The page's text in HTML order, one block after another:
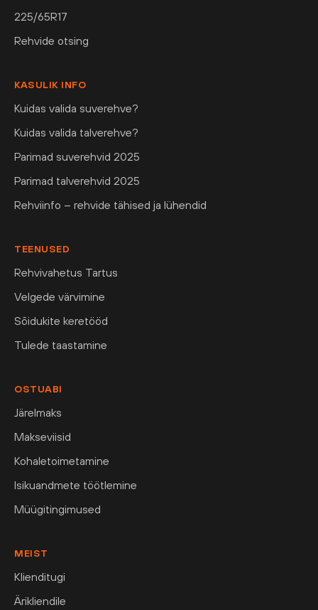
225/65R17
Rehvide otsing
KASULIK INFO
Kuidas valida suverehve?
Kuidas valida talverehve?
Parimad suverehvid 2025
Parimad talverehvid 2025
Rehviinfo – rehvide tähised ja lühendid
TEENUSED
Rehvivahetus Tartus
Velgede värvimine
Sõidukite keretööd
Tulede taastamine
OSTUABI
Järelmaks
Makseviisid
Kohaletoimetamine
Isikuandmete töötlemine
Müügitingimused
MEIST
Klienditugi
Ärikliendile